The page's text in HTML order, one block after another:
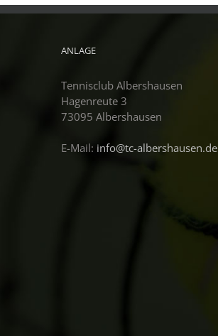
ANLAGE
Tennisclub Albershausen
Hagenreute 3
73095 Albershausen
E-Mail: info@tc-albershausen.de